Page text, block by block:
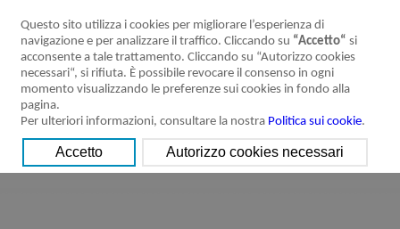
the first half of 2016
[Download] Transactions with related parties of Airtac International Group 2016
Questo sito utilizza i cookies per migliorare l’esperienza di
navigazione e per analizzare il traffico. Cliccando su “Accetto“ si
acconsente a tale trattamento. Cliccando su “Autorizzo cookies
necessari“, si rifiuta. È possibile revocare il consenso in ogni
momento visualizzando le preferenze sui cookies in fondo alla
pagina.
Per ulteriori informazioni, consultare la nostra Politica sui cookie.